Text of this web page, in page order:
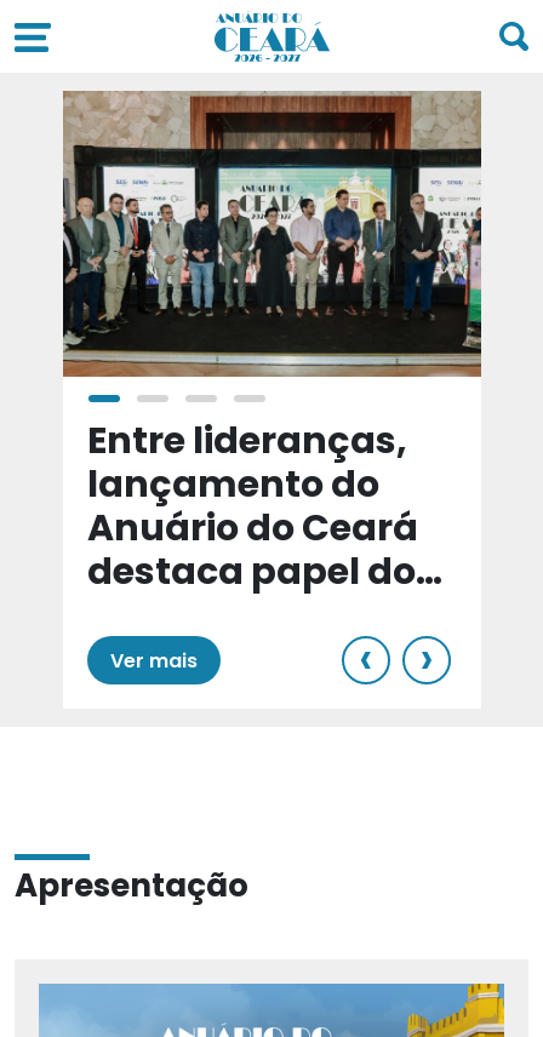
Entre lideranças,
lançamento do
Anuário do Ceará
destaca papel do
Ver mais ‹ ›
Apresentação